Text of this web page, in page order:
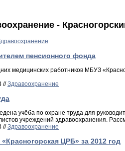
-
пенсионного фонда
медицинских работников МБУЗ
//Здравоохранение
учёба по охране труда для
учреждений здравоохранения.
//Здравоохранение
ЦРБ» за 2012 год